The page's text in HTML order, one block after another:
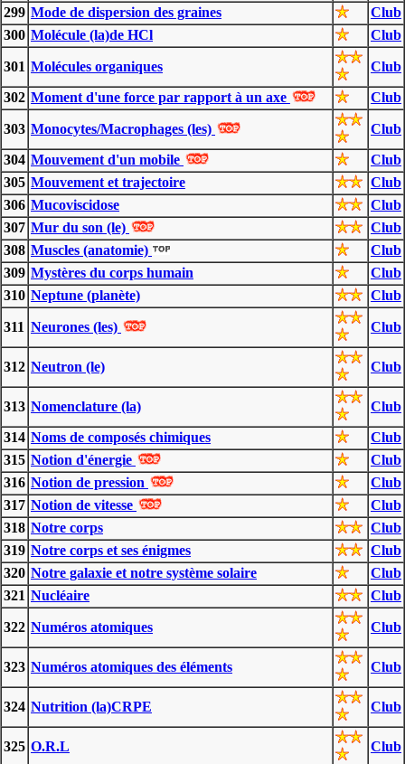
299 Mode de dispersion des graines
Club
300 Molécule (la)de HCl Club
301 Molécules organiques
Club
302 Moment d'une force par rapport à un axe Club
303 Monocytes/Macrophages (les)
Club
304 Mouvement d'un mobile
Club
305 Mouvement et trajectoire
Club
306 Mucoviscidose
Club
307 Mur du son (le)
Club
308 Muscles (anatomie)
Club
309 Mystères du corps humain
Club
310 Neptune (planète) Club
311 Neurones (les) Club
312 Neutron (le) Club
313 Nomenclature (la)
Club
314 Noms de composés chimiques
Club
315 Notion d'énergie
Club
316 Notion de pression
Club
317 Notion de vitesse
Club
318 Notre corps
Club
319 Notre corps et ses énigmes
Club
320 Notre galaxie et notre système solaire
Club
321 Nucléaire Club
322 Numéros atomiques Club
323 Numéros atomiques des éléments Club
324 Nutrition (la)CRPE Club
325 O.R.L Club